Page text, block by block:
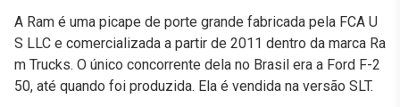
A Ram é uma picape de porte grande fabricada pela FCA U
S LLC e comercializada a partir de 2011 dentro da marca Ra
m Trucks. O único concorrente dela no Brasil era a Ford F-2
50, até quando foi produzida. Ela é vendida na versão SLT.